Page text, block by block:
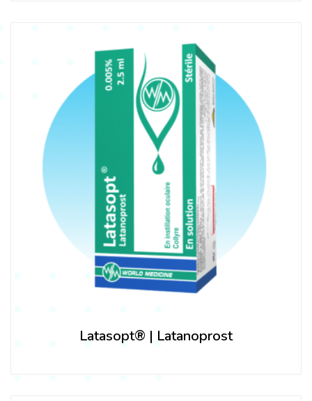
Latasopt® | Latanoprost